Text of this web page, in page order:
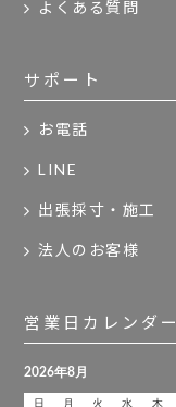
よくある質問
サポート
お電話
LINE
出張採寸・施工
法人のお客様
営業日カレンダー